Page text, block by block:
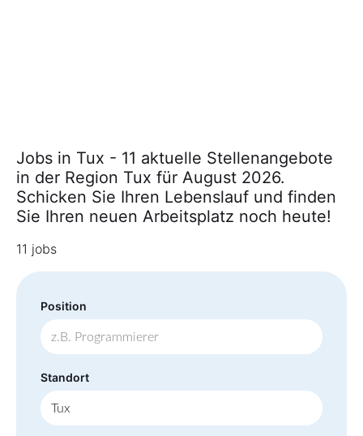
Jobs in Tux - 11 aktuelle Stellenangebote
in der Region Tux für August 2026.
Schicken Sie Ihren Lebenslauf und finden
Sie Ihren neuen Arbeitsplatz noch heute!
11 jobs
Position
Standort